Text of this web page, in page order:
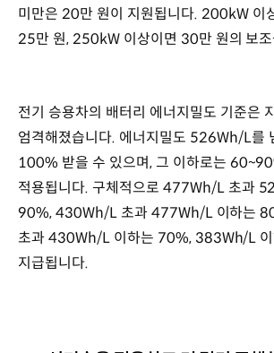
미만은 20만 원이 지원됩니다. 200kW 이
25만 원, 250kW 이상이면 30만 원의 보
전기 승용차의 배터리 에너지밀도 기준은
엄격해졌습니다. 에너지밀도 526Wh/L를
100% 받을 수 있으며, 그 이하로는
적용됩니다. 구체적으로 477Wh/L 초과
90%, 430Wh/L 초과 477Wh/L 이하는
초과 430Wh/L 이하는 70%, 383Wh/L
지급됩니다.